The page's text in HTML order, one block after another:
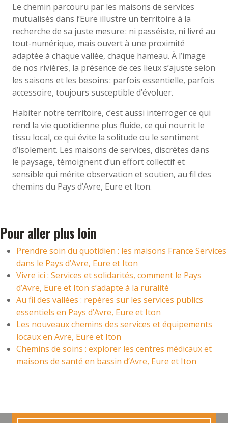
Le chemin parcouru par les maisons de services
mutualisés dans l’Eure illustre un territoire à la
recherche de sa juste mesure : ni passéiste, ni livré au
tout-numérique, mais ouvert à une proximité
adaptée à chaque vallée, chaque hameau. À l’image
de nos rivières, la présence de ces lieux s’ajuste selon
les saisons et les besoins : parfois essentielle, parfois
accessoire, toujours susceptible d’évoluer.
Habiter notre territoire, c’est aussi interroger ce qui
rend la vie quotidienne plus fluide, ce qui nourrit le
tissu local, ce qui évite la solitude ou le sentiment
d’isolement. Les maisons de services, discrètes dans
le paysage, témoignent d’un effort collectif et
sensible qui mérite observation et soutien, au fil des
chemins du Pays d’Avre, Eure et Iton.
Pour aller plus loin
Prendre soin du quotidien : les maisons France Services
dans le Pays d’Avre, Eure et Iton
Vivre ici : Services et solidarités, comment le Pays
d’Avre, Eure et Iton s’adapte à la ruralité
Au fil des vallées : repères sur les services publics
essentiels en Pays d’Avre, Eure et Iton
Les nouveaux chemins des services et équipements
locaux en Avre, Eure et Iton
Chemins de soins : explorer les centres médicaux et
maisons de santé en bassin d’Avre, Eure et Iton